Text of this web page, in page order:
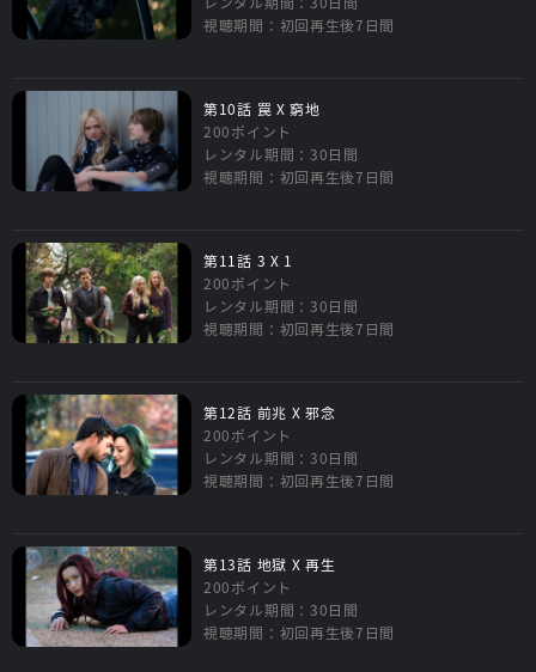
視聴期間：初回再生後7日間
第10話 罠 X 窮地
200ポイント
レンタル期間：30日間
視聴期間：初回再生後7日間
第11話 3 X 1
200ポイント
レンタル期間：30日間
視聴期間：初回再生後7日間
第12話 前兆 X 邪念
200ポイント
レンタル期間：30日間
視聴期間：初回再生後7日間
第13話 地獄 X 再生
200ポイント
レンタル期間：30日間
視聴期間：初回再生後7日間